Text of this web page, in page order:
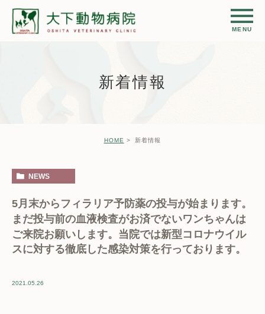
新着情報
HOME 新着情報
NEWS
5月末からフィラリア予防薬の投与が始まります。
まだ投与前の血液検査がお済でないワンちゃんは
ご来院お願いします。当院では新型コロナウイル
スに対する徹底した感染対策を行っております。
2021.05.26